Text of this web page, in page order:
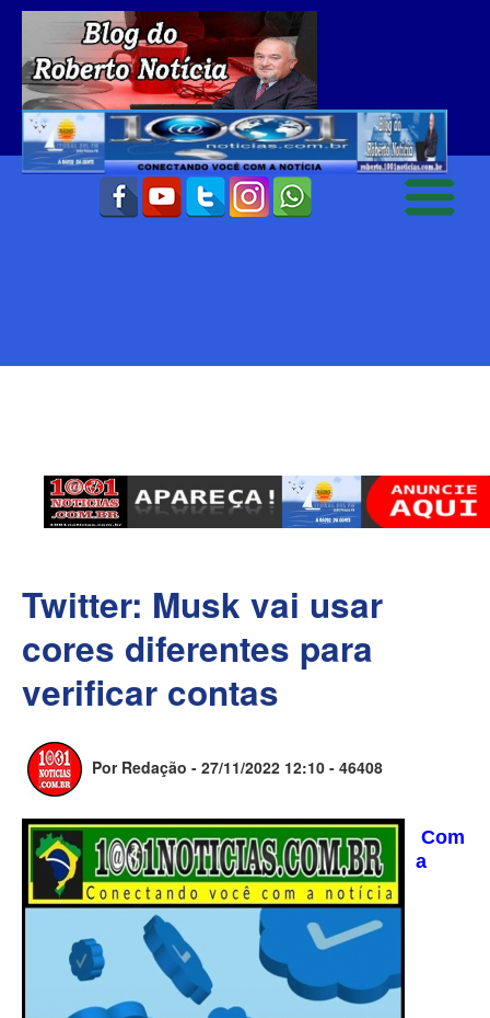
Twitter: Musk vai usar
cores diferentes para
verificar contas
Por Redação - 27/11/2022 12:10 - 46408
Com
a